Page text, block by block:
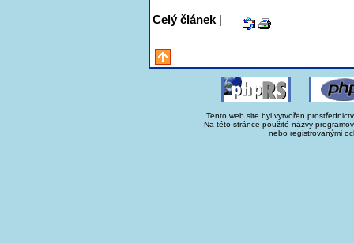
Celý článek |
Tento web site byl vytvořen
Na této stránce použité názvy
nebo registrovanými